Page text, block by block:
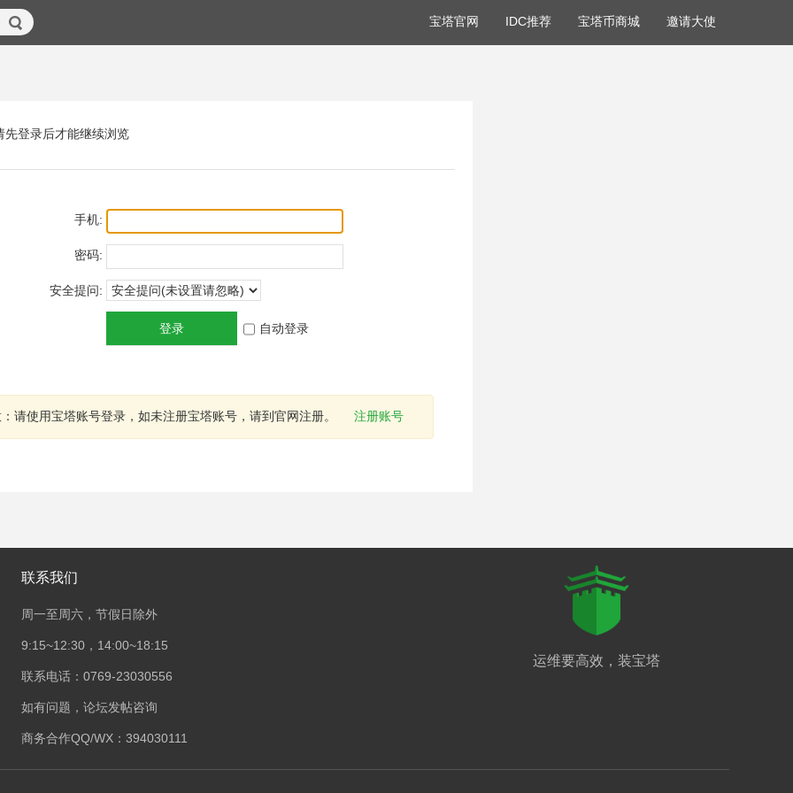
宝塔官网 IDC推荐 宝塔币商城 邀请大使
先登录后才能继续浏览
手机:
密码:
安全提问:
登录 自动登录
请使用宝塔账号登录，如未注册宝塔账号，请到官网注册。 注册账号
联系我们
周一至周六，节假日除外
9:15~12:30，14:00~18:15
联系电话：0769-23030556
如有问题，论坛发帖咨询
商务合作QQ/WX：394030111
运维要高效，装宝塔